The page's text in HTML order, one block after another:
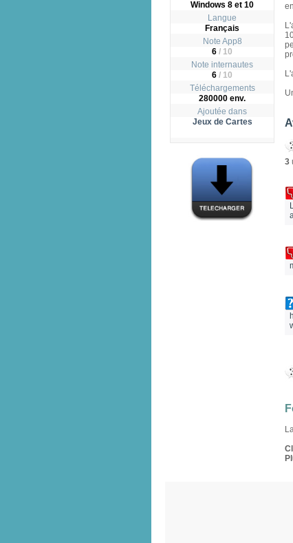
Windows 8 et 10
Langue
Français
Note App8
6 / 10
Note internautes
6 / 10
Téléchargements
280000 env.
Ajoutée dans
Jeux de Cartes
3